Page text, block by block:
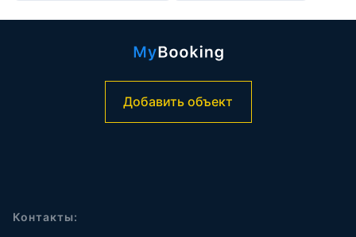
Добавить объект
Контакты: